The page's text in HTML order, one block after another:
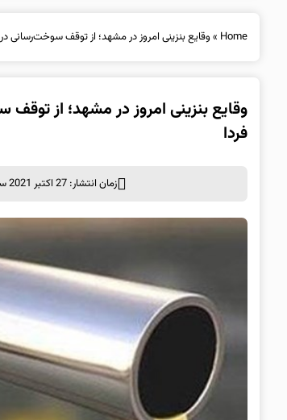
Home
» وقایع بنزینی امروز در مشهد؛ از توقف سوخت‌رسانی در ۷۰ جایگاه سوخت مشهد تا احتمال رفع کامل مشکل تا ظهر فردا
فردا
زمان انتشار: 27 اکتبر 2021 ساعت 23:10